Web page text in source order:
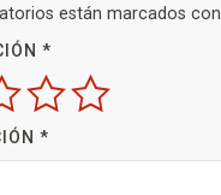
están marcados con
*
*